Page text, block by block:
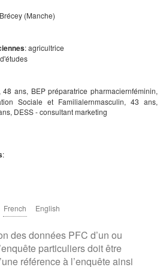
(Manche)
: agricultrice
48 ans, BEP préparatrice pharmaciernféminin,
Sociale et Familialernmasculin, 43 ans,
DESS - consultant marketing
:
French English
des données PFC d’un ou
particuliers doit être
référence à l’enquête ainsi